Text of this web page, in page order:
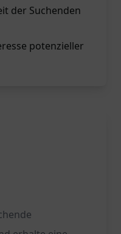
der Suchenden
potenzieller